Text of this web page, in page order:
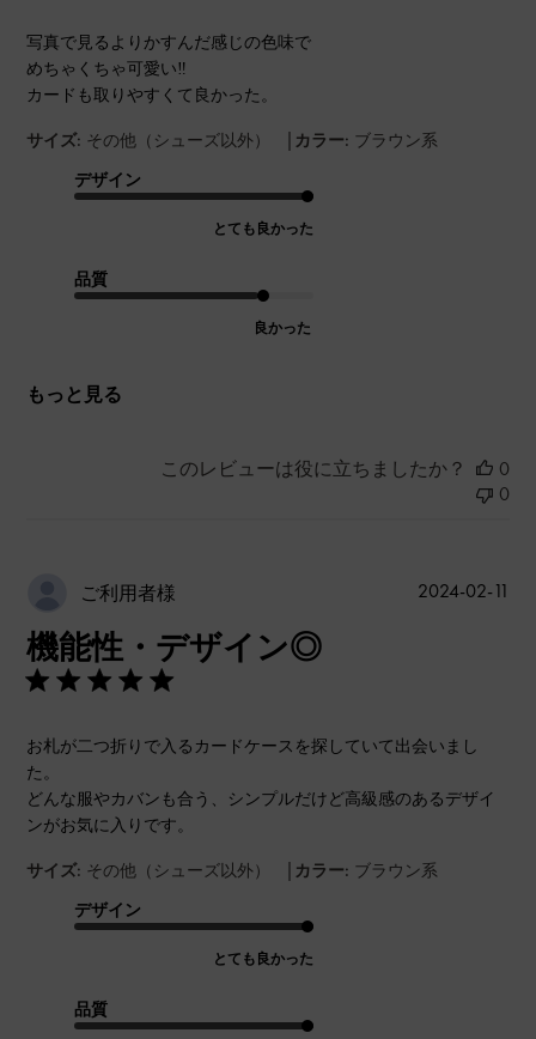
写真で見るよりかすんだ感じの色味で
めちゃくちゃ可愛い‼︎
カードも取りやすくて良かった。
サイズ: その他（シューズ以外） | カラー: ブラウン系
デザイン
とても良かった
品質
良かった
もっと見る
このレビューは役に立ちましたか？
0
0
ご利用者様
機能性・デザイン◎
お札が二つ折りで入るカードケースを探していて出会いまし
た。
どんな服やカバンも合う、シンプルだけど高級感のあるデザイ
ンがお気に入りです。
サイズ: その他（シューズ以外） | カラー: ブラウン系
デザイン
とても良かった
品質
2024-02-11